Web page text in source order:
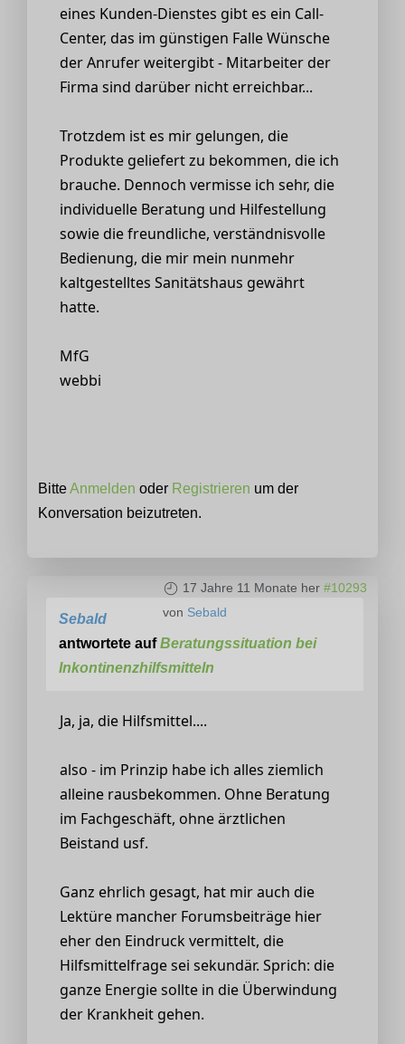
eines Kunden-Dienstes gibt es ein Call-
Center, das im günstigen Falle Wünsche
der Anrufer weitergibt - Mitarbeiter der
Firma sind darüber nicht erreichbar...
Trotzdem ist es mir gelungen, die
Produkte geliefert zu bekommen, die ich
brauche. Dennoch vermisse ich sehr, die
individuelle Beratung und Hilfestellung
sowie die freundliche, verständnisvolle
Bedienung, die mir mein nunmehr
kaltgestelltes Sanitätshaus gewährt
hatte.
MfG
webbi
BitteAnmelden oder Registrieren um der
Konversation beizutreten.
17 Jahre 11 Monate her #10293
von Sebald
Sebald
antwortete aufBeratungssituation bei
Inkontinenzhilfsmitteln
Ja, ja, die Hilfsmittel....
also - im Prinzip habe ich alles ziemlich
alleine rausbekommen. Ohne Beratung
im Fachgeschäft, ohne ärztlichen
Beistand usf.
Ganz ehrlich gesagt, hat mir auch die
Lektüre mancher Forumsbeiträge hier
eher den Eindruck vermittelt, die
Hilfsmittelfrage sei sekundär. Sprich: die
ganze Energie sollte in die Überwindung
der Krankheit gehen.